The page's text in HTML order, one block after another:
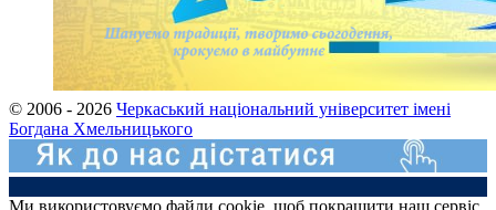
© 2006 - 2026 Черкаський національний університет імені
Богдана Хмельницького
Ми використовуємо файли cookie, щоб покращити наш сервіс